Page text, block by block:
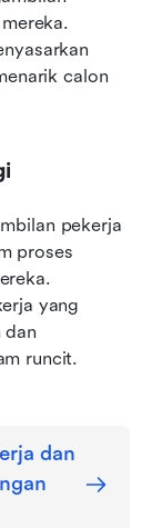
calon
pekerja
proses
yang
dan
runcit.
dan